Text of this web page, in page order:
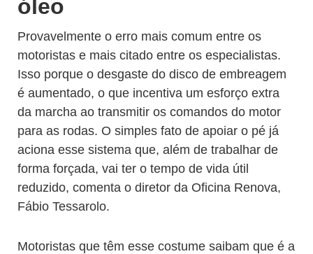
óleo
Provavelmente o erro mais comum entre os
motoristas e mais citado entre os especialistas.
Isso porque o desgaste do disco de embreagem
é aumentado, o que incentiva um esforço extra
da marcha ao transmitir os comandos do motor
para as rodas. O simples fato de apoiar o pé já
aciona esse sistema que, além de trabalhar de
forma forçada, vai ter o tempo de vida útil
reduzido, comenta o diretor da Oficina Renova,
Fábio Tessarolo.
Motoristas que têm esse costume saibam que é a